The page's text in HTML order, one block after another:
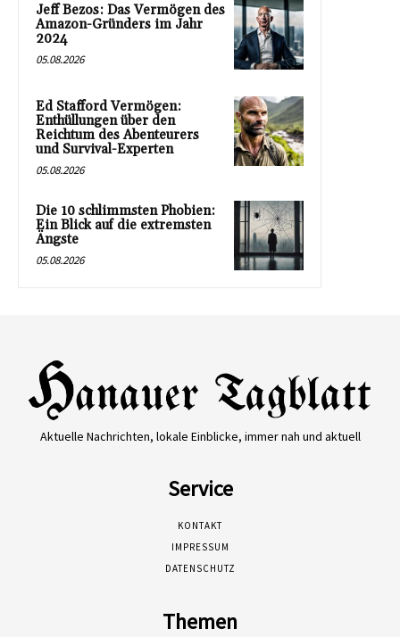
Jeff Bezos: Das Vermögen des
Amazon-Gründers im Jahr
2024
05.08.2026
Ed Stafford Vermögen:
Enthüllungen über den
Reichtum des Abenteurers
und Survival-Experten
05.08.2026
Die 10 schlimmsten Phobien:
Ein Blick auf die extremsten
Ängste
05.08.2026
Aktuelle Nachrichten, lokale Einblicke, immer nah und aktuell
Service
KONTAKT
IMPRESSUM
DATENSCHUTZ
Themen